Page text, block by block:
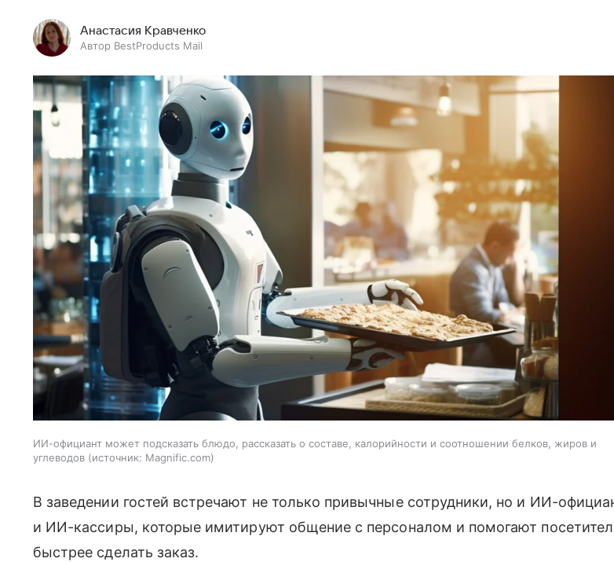
Анастасия Кравченко
Автор BestProducts Mail
ИИ-официант может подсказать блюдо, рассказать о составе, калорийности и соотношении белков, жиров и
углеводов
источник: Magnific.com
В заведении гостей встречают не только привычные сотрудники, но и ИИ-
и ИИ-кассиры, которые имитируют общение с персоналом и помогают
быстрее сделать заказ.